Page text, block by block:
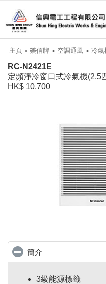
主頁 > 樂信牌 > 空調通風 > 冷氣
RC-N2421E
定頻淨冷窗口式冷氣機(2.5
HK$ 10,700
簡介
3級能源標籤